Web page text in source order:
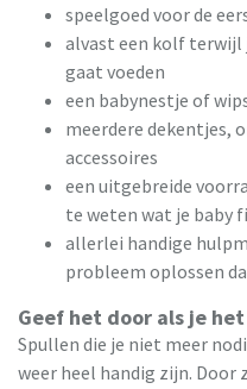
speelgoed voor de
alvast een kolf terwijl
gaat voeden
een babynestje of
meerdere dekentjes,
accessoires
een uitgebreide
te weten wat je baby
allerlei handige
probleem oplossen
Geef het door als je
Spullen die je niet meer
weer heel handig zijn. Door